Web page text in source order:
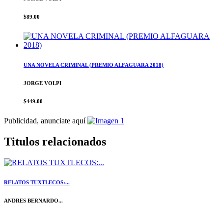
$89.00
UNA NOVELA CRIMINAL (PREMIO ALFAGUARA 2018)
JORGE VOLPI
$449.00
Publicidad, anunciate aquí
Titulos relacionados
RELATOS TUXTLECOS:...
ANDRES BERNARDO...